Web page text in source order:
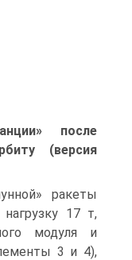
после
(версия
ракеты
17 т,
модуля и
3 и 4),